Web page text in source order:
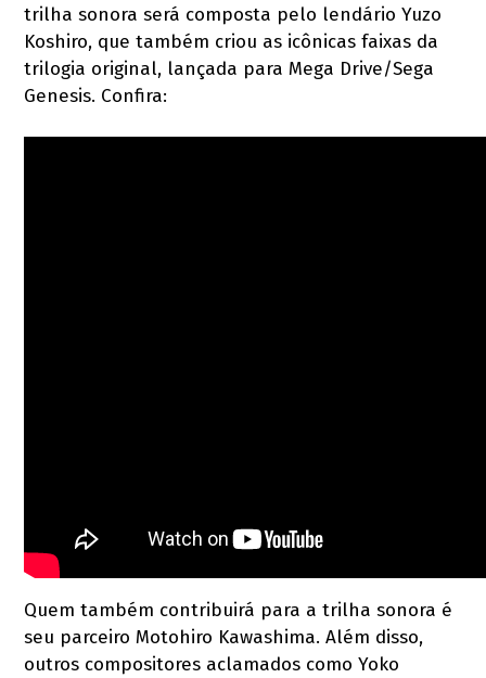
trilha sonora será composta pelo lendário Yuzo
Koshiro, que também criou as icônicas faixas da
trilogia original, lançada para Mega Drive/Sega
Genesis. Confira:
Quem também contribuirá para a trilha sonora é
seu parceiro Motohiro Kawashima. Além disso,
outros compositores aclamados como Yoko